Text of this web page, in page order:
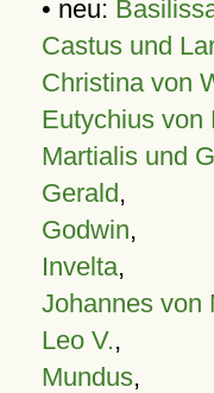
• neu:
Castus und
Christina von
Eutychius von
Martialis und
Gerald,
Godwin,
Invelta,
Johannes von
Leo V.,
Mundus,